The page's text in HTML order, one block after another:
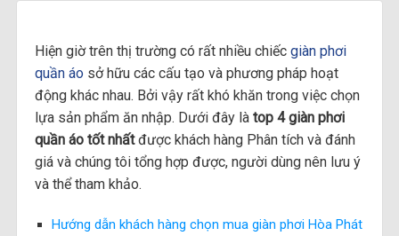
Hiện giờ trên thị trường có rất nhiều chiếc giàn phơi
quần áosở hữu các cấu tạo và phương pháp hoạt
động khác nhau. Bởi vậy rất khó khăn trong việc chọn
lựa sản phẩm ăn nhập. Dưới đây làtop 4 giàn phơi
quần áo tốt nhấtđược khách hàng Phân tích và đánh
giá và chúng tôi tổng hợp được, người dùng nên lưu ý
và thể tham khảo.
Hướng dẫn khách hàng chọn mua giàn phơi Hòa Phát